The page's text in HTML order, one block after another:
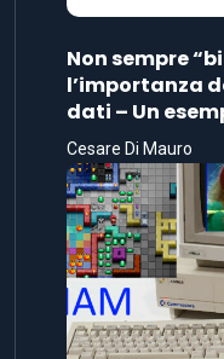
Non sempre
l’importanza
dati – Un
Cesare Di Mauro